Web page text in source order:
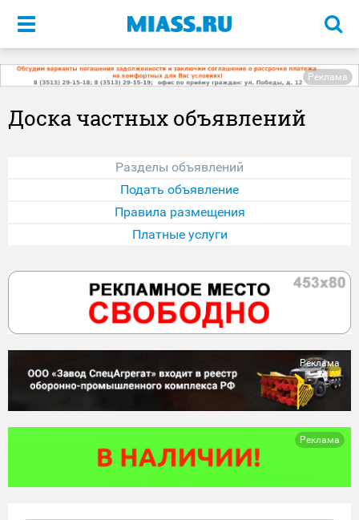
Меню
Реклама
Доска частных объявлений
Разделы объявлений
Подать объявление
Правила размещения
Платные услуги
Реклама
Реклама